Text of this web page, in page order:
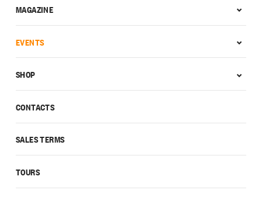
CONTACTS
SALES TERMS
TOURS
MAGAZINE
EVENTS
SHOP